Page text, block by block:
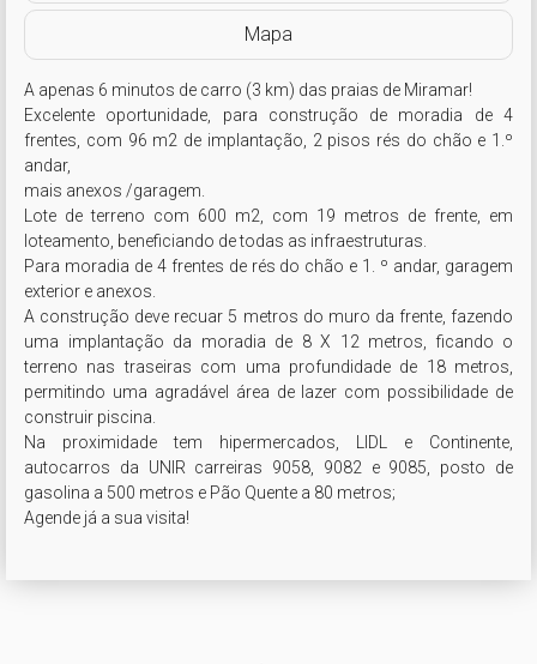
Mapa
A apenas 6 minutos de carro (3 km) das praias de Miramar!
Excelente oportunidade, para construção de moradia de 4
frentes, com 96 m2 de implantação, 2 pisos rés do chão e 1.º
andar,
mais anexos /garagem.
Lote de terreno com 600 m2, com 19 metros de frente, em
loteamento, beneficiando de todas as infraestruturas.
Para moradia de 4 frentes de rés do chão e 1. º andar, garagem
exterior e anexos.
A construção deve recuar 5 metros do muro da frente, fazendo
uma implantação da moradia de 8 X 12 metros, ficando o
terreno nas traseiras com uma profundidade de 18 metros,
permitindo uma agradável área de lazer com possibilidade de
construir piscina.
Na proximidade tem hipermercados, LIDL e Continente,
autocarros da UNIR carreiras 9058, 9082 e 9085, posto de
gasolina a 500 metros e Pão Quente a 80 metros;
Agende já a sua visita!